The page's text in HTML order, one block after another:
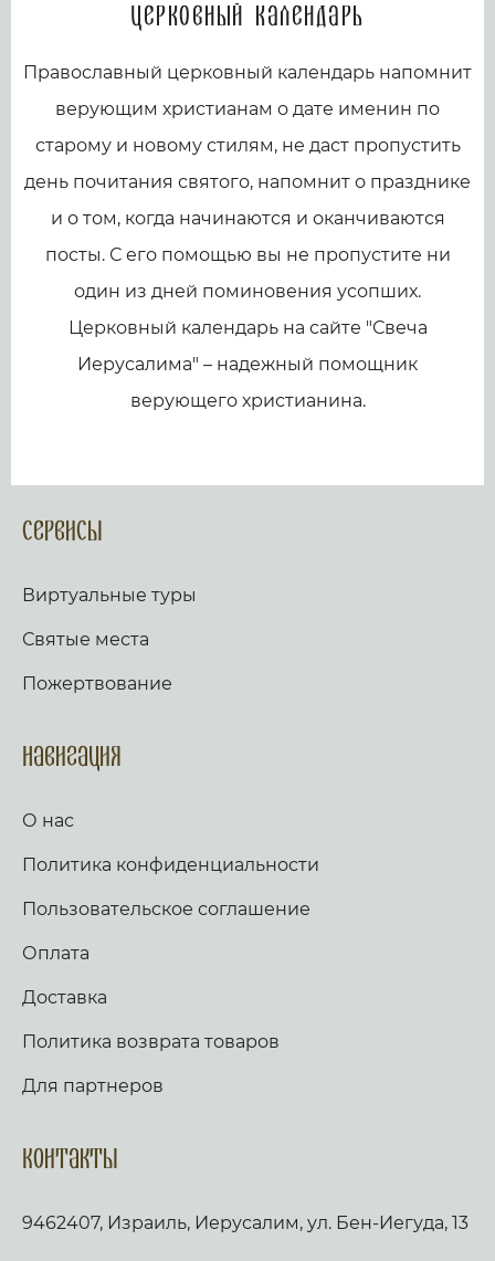
Церковный календарь
Православный церковный календарь напомнит
верующим христианам о дате именин по
старому и новому стилям, не даст пропустить
день почитания святого, напомнит о празднике
и о том, когда начинаются и оканчиваются
посты. С его помощью вы не пропустите ни
один из дней поминовения усопших.
Церковный календарь на сайте "Свеча
Иерусалима" – надежный помощник
верующего христианина.
Сервисы
Виртуальные туры
Святые места
Пожертвование
Навигация
О нас
Политика конфиденциальности
Пользовательское соглашение
Оплата
Доставка
Политика возврата товаров
Для партнеров
Контакты
9462407, Израиль, Иерусалим, ул. Бен-Иегуда, 13